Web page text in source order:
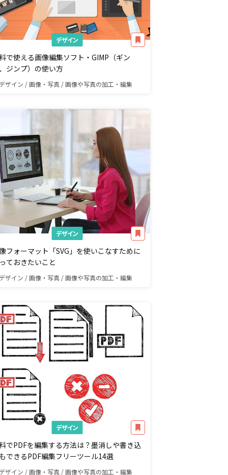
デザイン
で使える画像編集ソフト・GIMP（ギン
ジンプ）の使い方
デザイン / 画像・写真 / 画像や写真の加工・編集
デザイン
フォーマット「SVG」を使いこなすために
ておきたいこと
デザイン / 画像・写真 / 画像や写真の加工・編集
デザイン
でPDFを編集する方法は？墨消しや書き込
できるPDF編集フリーツール14選
デザイン / 画像・写真 / 画像や写真の加工・編集